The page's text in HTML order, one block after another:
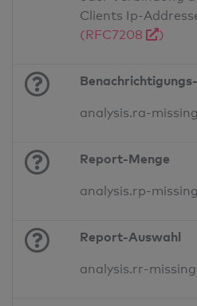
Clients Ip-
(RFC7208
)
analysis.ra-missing
Report-Menge
analysis.rp-missing
Report-Auswahl
analysis.rr-missing